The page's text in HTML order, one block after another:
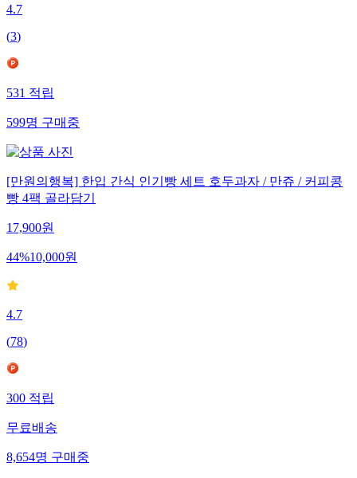
4.7
(3)
531적립
599명구매중
[만원의행복] 한입 간식 인기빵 세트 호두과자 / 만쥬 / 커피콩
빵 4팩 골라담기
17,900원
44%10,000원
4.7
(78)
300적립
무료배송
8,654명구매중